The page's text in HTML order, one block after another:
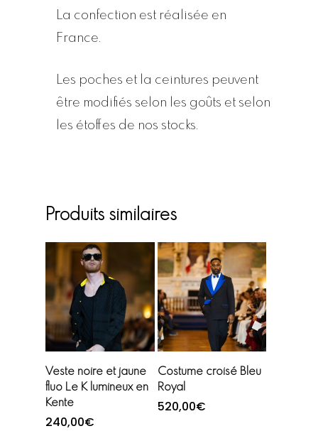
La confection est réalisée en
France.
Les poches et la ceintures peuvent
être modifiés selon les goûts et selon
les étoffes de nos stocks.
Produits similaires
Choix des options
Veste noire et jaune
fluo Le K lumineux en
Kente
240,00€
Choix des options
Costume croisé Bleu
Royal
520,00€